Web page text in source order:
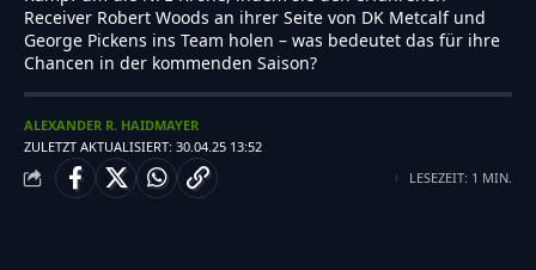
Receiver Robert Woods an ihrer Seite von DK Metcalf und
George Pickens ins Team holen – was bedeutet das für ihre
Chancen in der kommenden Saison?
ZULETZT AKTUALISIERT: 30.04.25 13:52
ALEXANDER R. HAIDMAYER
LESEZEIT: 1 MIN.